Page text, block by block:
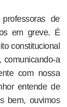
de
em greve. É
constitucional
comunicando-a
com nossa
entende de
bem, ouvimos